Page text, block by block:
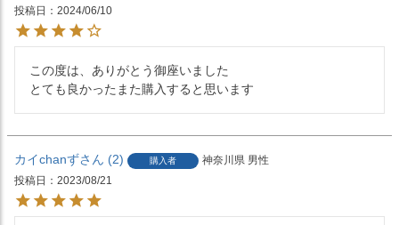
投稿日
2024/06/10
この度は、ありがとう御座いました
とても良かったまた購入すると思います
カイchanず 2 購入者 神奈川県 男性
投稿日
2023/08/21